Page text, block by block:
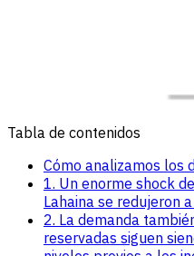
Tabla de contenidos
Cómo analizamos los
1. Un enorme shock
Lahaina se redujeron
2. La demanda
reservadas siguen